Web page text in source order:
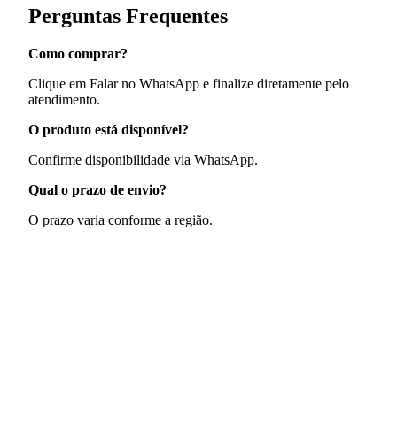
Perguntas Frequentes
Como comprar?
Clique em Falar no WhatsApp e finalize diretamente pelo
atendimento.
O produto está disponível?
Confirme disponibilidade via WhatsApp.
Qual o prazo de envio?
O prazo varia conforme a região.